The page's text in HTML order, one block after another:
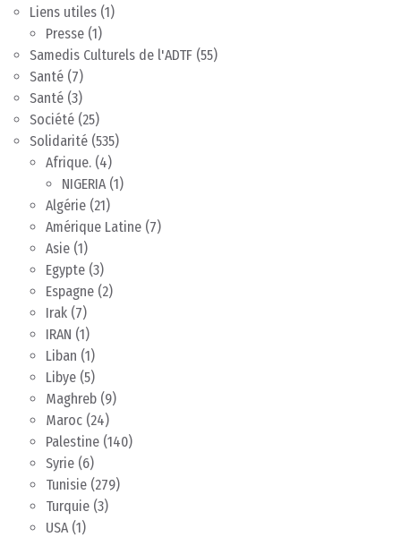
Liens utiles (1)
Presse (1)
Samedis Culturels de l'ADTF (55)
Santé (7)
Santé (3)
Société (25)
Solidarité (535)
Afrique. (4)
NIGERIA(1)
Algérie (21)
Amérique Latine (7)
Asie (1)
Egypte (3)
Espagne (2)
Irak (7)
IRAN (1)
Liban (1)
Libye (5)
Maghreb (9)
Maroc (24)
Palestine (140)
Syrie (6)
Tunisie (279)
Turquie (3)
USA(1)